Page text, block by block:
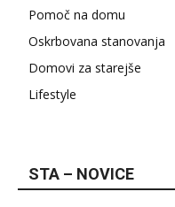
Pomoč na domu
Oskrbovana stanovanja
Domovi za starejše
Lifestyle
STA – NOVICE